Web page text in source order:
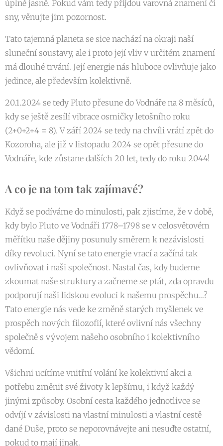
úplně jasně. Pokud vám tedy přijdou varovná znamení či
sny, věnujte jim pozornost.
Tato tajemná planeta se sice nachází na okraji naší
sluneční soustavy, ale i proto její vliv v určitém znamení
má dlouhé trvání. Její energie nás hluboce ovlivňuje jako
jedince, ale především kolektivně.
20.1.2024 se tedy Pluto přesune do Vodnáře na 8 měsíců,
kdy se ještě zesílí vibrace osmičky letošního roku
(2+0+2+4 = 8). V září 2024 se tedy na chvíli vrátí zpět do
Kozoroha, ale již v listopadu 2024 se opět přesune do
Vodnáře, kde zůstane dalších 20 let, tedy do roku 2044!
A co je na tom tak zajímavé?
Když se podíváme do minulosti, pak zjistíme, že v době,
kdy bylo Pluto ve Vodnáři 1778–1798 se v celosvětovém
měřítku naše dějiny posunuly směrem k nezávislosti
díky revoluci. Nyní se tato energie vrací a začíná tak
ovlivňovat i naši společnost. Nastal čas, kdy budeme
zkoumat naše struktury a začneme se ptát, zda opravdu
podporují naši lidskou evoluci k našemu prospěchu…?
Tato energie nás vede ke změně starých myšlenek ve
prospěch nových filozofií, které ovlivní nás všechny
společně s vývojem našeho osobního i kolektivního
vědomí.
Všichni ucítíme vnitřní volání ke kolektivní akci a
potřebu změnit své životy k lepšímu, i když každý
jinými způsoby. Osobní cesta každého jednotlivce se
odvíjí v závislosti na vlastní minulosti a vlastní cestě
dané Duše, proto se neporovnávejte ani nesuďte ostatní,
pokud to mají jinak.